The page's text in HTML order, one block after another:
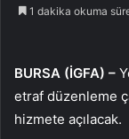
1 dakika okuma
BURSA (İGFA) –
etraf düzenleme
hizmete açılacak.